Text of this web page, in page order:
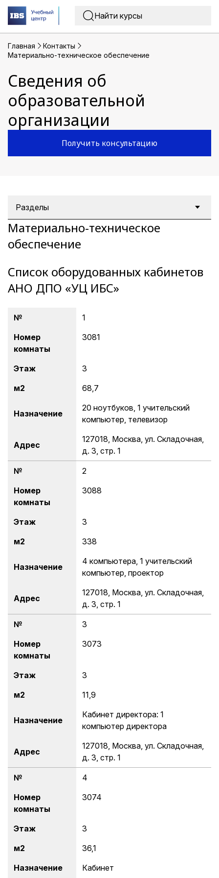
Главная
Контакты
Материально-техническое обеспечение
Сведения об
образовательной
организации
Получить консультацию
Разделы
Материально-техническое
обеспечение
Список оборудованных кабинетов
АНО ДПО «УЦ ИБС»
№
1
Номер
комнаты
3081
Этаж
3
м2 68,7
Назначение
20 ноутбуков, 1 учительский
компьютер, телевизор
Адрес
127018, Москва, ул. Складочная,
д. 3, стр. 1
№
2
Номер
комнаты
3088
Этаж
3
м2 338
Назначение
4 компьютера, 1 учительский
компьютер, проектор
Адрес
127018, Москва, ул. Складочная,
д. 3, стр. 1
№
3
Номер
комнаты
3073
Этаж
3
м2 11,9
Назначение
Кабинет директора: 1
компьютер директора
Адрес
127018, Москва, ул. Складочная,
д. 3, стр. 1
№
4
Номер
комнаты
3074
Этаж
3
м2
36,1
Назначение
Кабинет